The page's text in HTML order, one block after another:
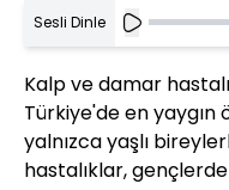
Sesli Dinle
Kalp ve damar
Türkiye'de en yaygın
yalnızca yaşlı
hastalıklar,